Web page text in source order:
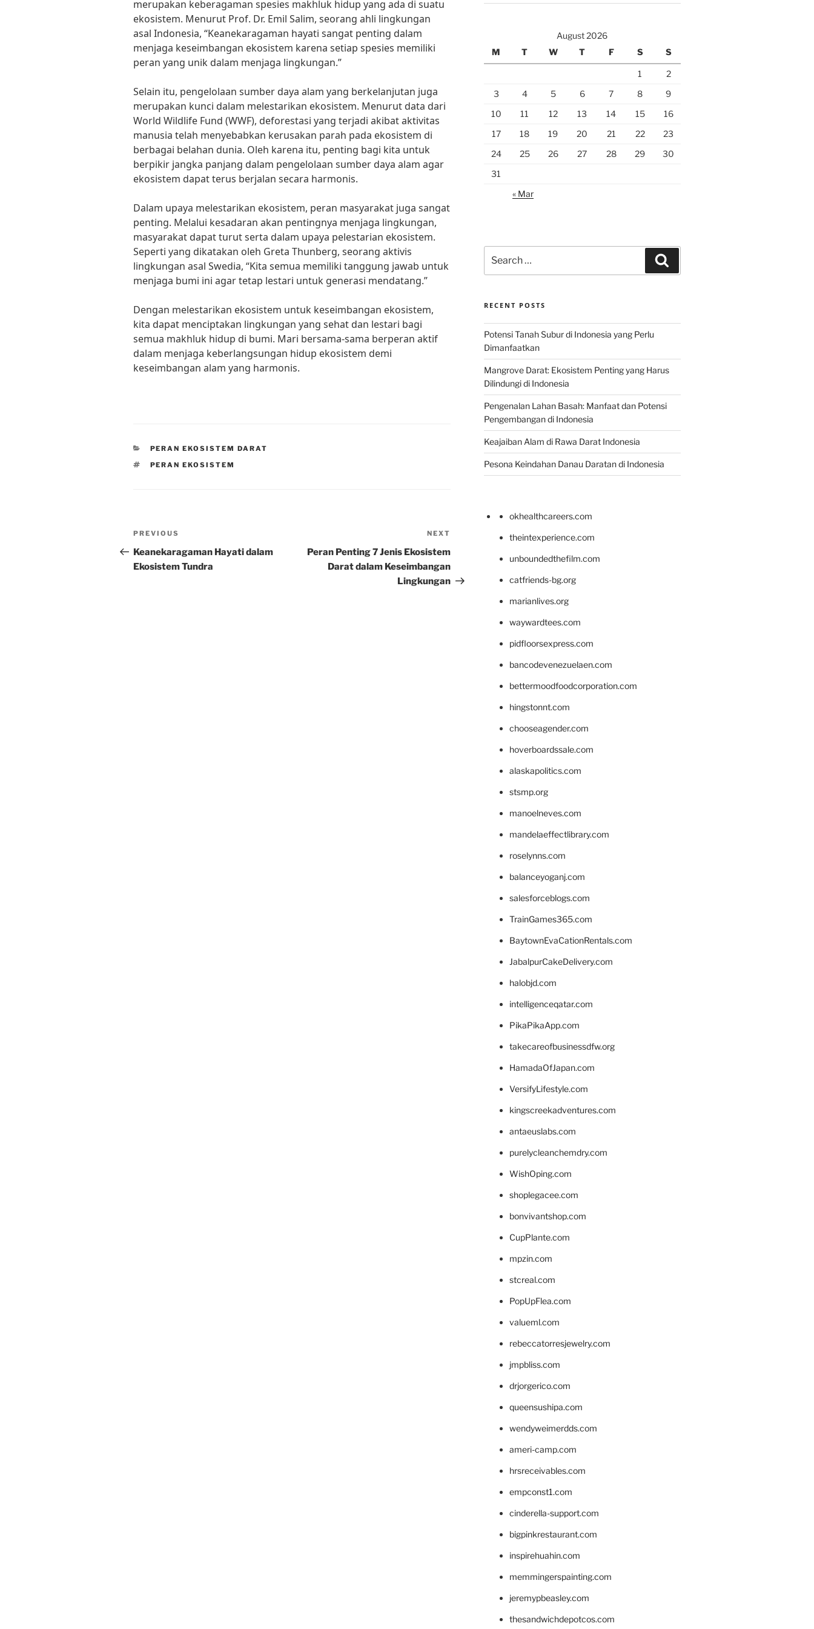
merupakan keberagaman spesies makhluk hidup yang ada di suatu
ekosistem. Menurut Prof. Dr. Emil Salim, seorang ahli lingkungan
asal Indonesia, “Keanekaragaman hayati sangat penting dalam
menjaga keseimbangan ekosistem karena setiap spesies memiliki
peran yang unik dalam menjaga lingkungan.”
Selain itu, pengelolaan sumber daya alam yang berkelanjutan juga
merupakan kunci dalam melestarikan ekosistem. Menurut data dari
World Wildlife Fund (WWF), deforestasi yang terjadi akibat aktivitas
manusia telah menyebabkan kerusakan parah pada ekosistem di
berbagai belahan dunia. Oleh karena itu, penting bagi kita untuk
berpikir jangka panjang dalam pengelolaan sumber daya alam agar
ekosistem dapat terus berjalan secara harmonis.
Dalam upaya melestarikan ekosistem, peran masyarakat juga sangat
penting. Melalui kesadaran akan pentingnya menjaga lingkungan,
masyarakat dapat turut serta dalam upaya pelestarian ekosistem.
Seperti yang dikatakan oleh Greta Thunberg, seorang aktivis
lingkungan asal Swedia, “Kita semua memiliki tanggung jawab untuk
menjaga bumi ini agar tetap lestari untuk generasi mendatang.”
Dengan melestarikan ekosistem untuk keseimbangan ekosistem,
kita dapat menciptakan lingkungan yang sehat dan lestari bagi
semua makhluk hidup di bumi. Mari bersama-sama berperan aktif
dalam menjaga keberlangsungan hidup ekosistem demi
keseimbangan alam yang harmonis.
CATEGORIES
PERAN EKOSISTEM DARAT
TAGS
PERAN EKOSISTEM
Post
navigation
Previous
Post
PREVIOUS
Keanekaragaman Hayati dalam
Ekosistem Tundra
Post
NEXT
Peran Penting 7 Jenis Ekosistem
Darat dalam Keseimbangan
Lingkungan
August 2026
M
T W T F S S
1
2
3
4 5 6 7 8
9
10
11 12 13 14 15
16
17
18 19 20 21 22
23
24
25 26 27 28 29
30
31
« Mar
for:
RECENT POSTS
Potensi Tanah Subur di Indonesia yang Perlu
Dimanfaatkan
Mangrove Darat: Ekosistem Penting yang Harus
Dilindungi di Indonesia
Pengenalan Lahan Basah: Manfaat dan Potensi
Pengembangan di Indonesia
Keajaiban Alam di Rawa Darat Indonesia
Pesona Keindahan Danau Daratan di Indonesia
okhealthcareers.com
theintexperience.com
unboundedthefilm.com
catfriends-bg.org
marianlives.org
waywardtees.com
pidfloorsexpress.com
bancodevenezuelaen.com
bettermoodfoodcorporation.com
hingstonnt.com
chooseagender.com
hoverboardssale.com
alaskapolitics.com
stsmp.org
manoelneves.com
mandelaeffectlibrary.com
roselynns.com
balanceyoganj.com
salesforceblogs.com
TrainGames365.com
BaytownEvaCationRentals.com
JabalpurCakeDelivery.com
halobjd.com
intelligenceqatar.com
PikaPikaApp.com
takecareofbusinessdfw.org
HamadaOfJapan.com
VersifyLifestyle.com
kingscreekadventures.com
antaeuslabs.com
purelycleanchemdry.com
WishOping.com
shoplegacee.com
bonvivantshop.com
CupPlante.com
mpzin.com
stcreal.com
PopUpFlea.com
valueml.com
rebeccatorresjewelry.com
jmpbliss.com
drjorgerico.com
queensushipa.com
wendyweimerdds.com
ameri-camp.com
hrsreceivables.com
empconst1.com
cinderella-support.com
bigpinkrestaurant.com
inspirehuahin.com
memmingerspainting.com
jeremypbeasley.com
thesandwichdepotcos.com